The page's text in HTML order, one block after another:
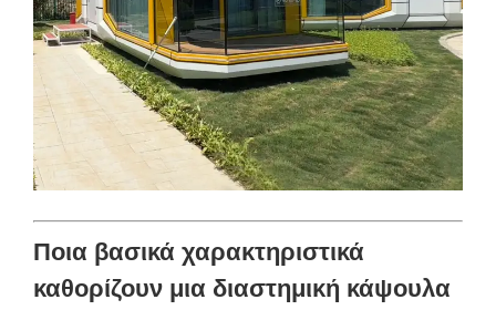
Ποια βασικά χαρακτηριστικά
καθορίζουν μια διαστημική κάψουλα